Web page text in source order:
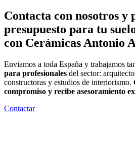
Contacta con nosotros y
presupuesto para tu
con Cerámicas Antonio
Enviamos a toda España y trabajamos
para profesionales del sector:
constructoras y estudios de interiorismo.
compromiso y recibe asesoramiento
Contactar